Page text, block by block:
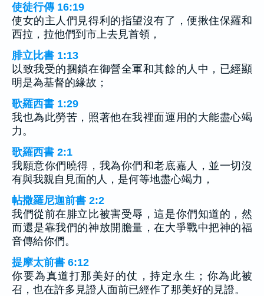
使徒行傳 16:19
使女的主人們見得利的指望沒有了，便揪住保羅和
西拉，拉他們到市上去見首領，
腓立比書 1:13
以致我受的捆鎖在御營全軍和其餘的人中，已經顯
明是為基督的緣故；
歌羅西書 1:29
我也為此勞苦，照著他在我裡面運用的大能盡心竭
力。
歌羅西書 2:1
我願意你們曉得，我為你們和老底嘉人，並一切沒
有與我親自見面的人，是何等地盡心竭力，
帖撒羅尼迦前書 2:2
我們從前在腓立比被害受辱，這是你們知道的，然
而還是靠我們的神放開膽量，在大爭戰中把神的福
音傳給你們。
提摩太前書 6:12
你要為真道打那美好的仗，持定永生；你為此被
召，也在許多見證人面前已經作了那美好的見證。